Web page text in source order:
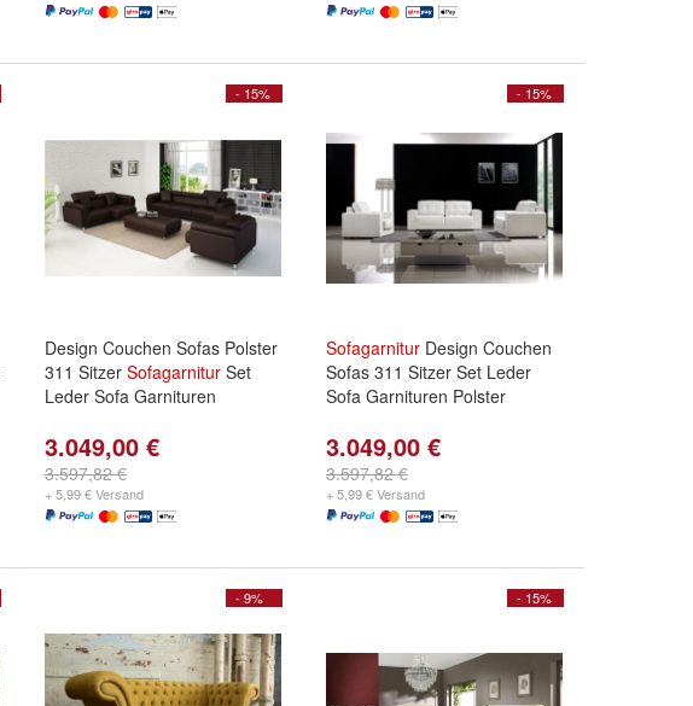
- 15%
Design Couchen Sofas Polster
311 Sitzer Sofagarnitur Set
Leder Sofa Garnituren
3.049,00 €
3.597,82 €
+ 5,99 € Versand
- 15%
Sofagarnitur Design Couchen
Sofas 311 Sitzer Set Leder
Sofa Garnituren Polster
3.049,00 €
3.597,82 €
+ 5,99 € Versand
- 9% - 15%